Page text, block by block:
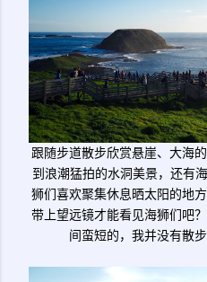
跟随步道散步欣赏悬崖、大海
到浪潮猛拍的水洞美景，还有
狮们喜欢聚集休息晒太阳的地
带上望远镜才能看见海狮们吧
间蛮短的，我并没有散